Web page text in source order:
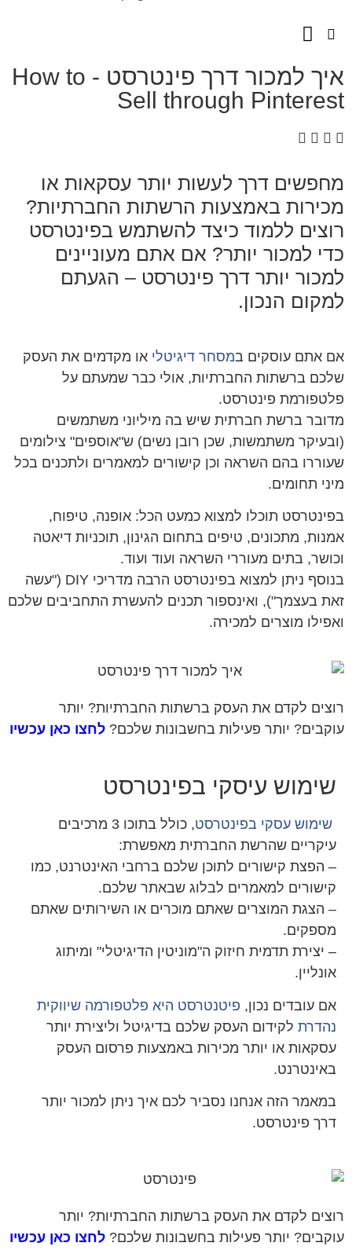
איך למכור דרך פינטרסט - How to
Sell through
דרך לעשות יותר עסקאות או
באמצעות הרשתות החברתיות?
ללמוד כיצד להשתמש בפינטרסט
למכור יותר? אם אתם מעוניינים
יותר דרך פינטרסט – הגעתם
הנכון.
אתם עוסקים במסחר דיגיטליאו מקדמים את העסק
ברשתות החברתיות, אולי כבר שמעתם על
פינטרסט.
ברשת חברתית שיש בה מיליוני משתמשים
משתמשות, שכן רובן נשים) ש"אוספים" צילומים
בהם השראה וכן קישורים למאמרים ולתכנים בכל
תחומים.
תוכלו למצוא כמעט הכל: אופנה, טיפוח,
מתכונים, טיפים בתחום הגינון, תוכניות דיאטה
בתים מעוררי השראה ועוד ועוד.
בנוסף ניתן למצוא בפינטרסט הרבה מדריכי DIY ("עשה
בעצמך"), ואינספור תכנים להעשרת התחביבים שלכם
מוצרים למכירה.
לקדם את העסק ברשתות החברתיות? יותר
יותר פעילות בחשבונות שלכם?לחצו כאן עכשיו
עיסקי בפינטרסט
עסקי בפינטרסט
, כולל בתוכו 3 מרכיבים
שהרשת החברתית מאפשרת:
הפצת קישורים לתוכן שלכם ברחבי האינטרנט, כמו
למאמרים לבלוג שבאתר שלכם.
הצגת המוצרים שאתם מוכרים או השירותים שאתם
יצירת תדמית חיזוק ה"מוניטין הדיגיטלי" ומיתוג
עובדים נכון,פיטנטרסט היא פלטפורמה שיווקית
לקידום העסק שלכם בדיגיטל וליצירת יותר
או יותר מכירות באמצעות פרסום העסק
הזה אנחנו נסביר לכם איך ניתן למכור יותר
פינטרסט.
לקדם את העסק ברשתות החברתיות? יותר
יותר פעילות בחשבונות שלכם?לחצו כאן עכשיו